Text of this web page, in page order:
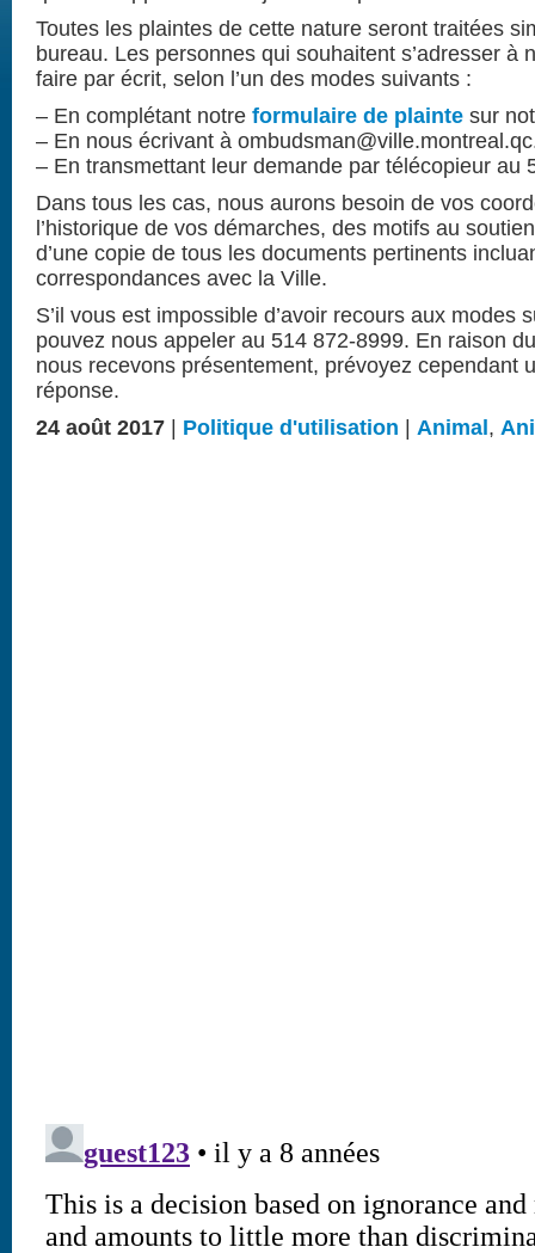
Toutes les plaintes de cette nature seront traitées
bureau. Les personnes qui souhaitent s’adresser à
faire par écrit, selon l’un des modes suivants :
– En complétant notre formulaire de plainte sur
– En nous écrivant à
– En transmettant leur demande par télécopieur au
Dans tous les cas, nous aurons besoin de vos
l’historique de vos démarches, des motifs au
d’une copie de tous les documents pertinents
correspondances avec la Ville.
S’il vous est impossible d’avoir recours aux modes
pouvez nous appeler au 514 872-8999. En raison
nous recevons présentement, prévoyez cependant
réponse.
24 août 2017
Politique d'utilisation Animal ,